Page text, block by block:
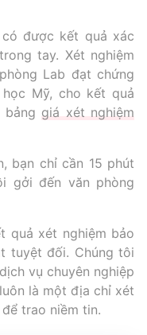
được kết quả xác
tay. Xét nghiệm
Lab đạt chứng
Mỹ, cho kết quả
giá xét nghiệm
bạn chỉ cần 15 phút
gởi đến văn phòng
quả xét nghiệm bảo
tuyệt đối. Chúng tôi
vụ chuyên nghiệp
là một địa chỉ xét
trao niềm tin.